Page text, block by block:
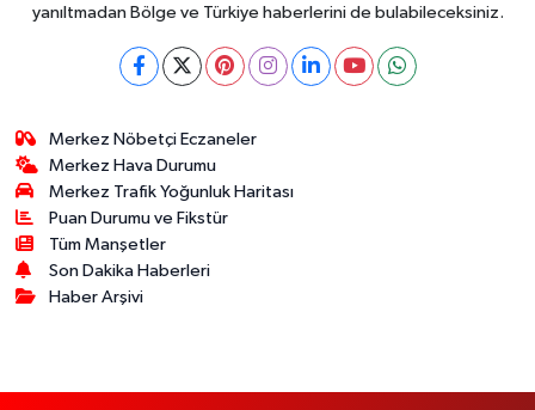
yanıltmadan Bölge ve Türkiye haberlerini de bulabileceksiniz.
Merkez Nöbetçi Eczaneler
Merkez Hava Durumu
Merkez Trafik Yoğunluk Haritası
Puan Durumu ve Fikstür
Tüm Manşetler
Son Dakika Haberleri
Haber Arşivi